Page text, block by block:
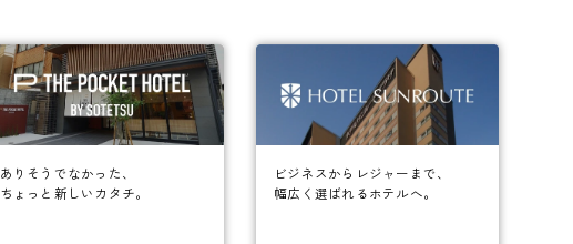
ありそうでなかった、
ちょっと新しいカタチ。
ビジネスからレジャーまで、
幅広く選ばれるホテルへ。